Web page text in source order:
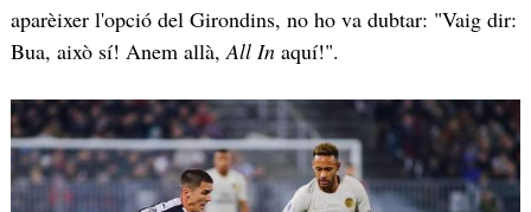
aparèixer l'opció del Girondins, no ho va dubtar: "Vaig dir:
Bua, això sí! Anem allà,All Inaquí!".